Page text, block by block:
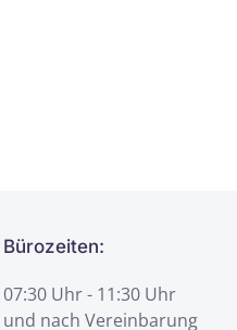
Bürozeiten:
07:30 Uhr - 11:30 Uhr
und nach Vereinbarung